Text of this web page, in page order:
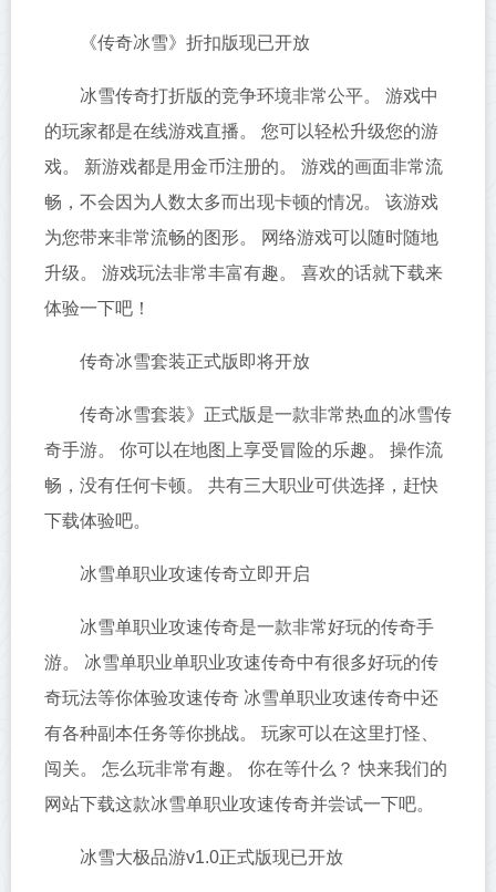
《传奇冰雪》折扣版现已开放
冰雪传奇打折版的竞争环境非常公平。 游戏中
的玩家都是在线游戏直播。 您可以轻松升级您的游
戏。 新游戏都是用金币注册的。 游戏的画面非常流
畅，不会因为人数太多而出现卡顿的情况。 该游戏
为您带来非常流畅的图形。 网络游戏可以随时随地
升级。 游戏玩法非常丰富有趣。 喜欢的话就下载来
体验一下吧！
传奇冰雪套装正式版即将开放
传奇冰雪套装》正式版是一款非常热血的冰雪传
奇手游。 你可以在地图上享受冒险的乐趣。 操作流
畅，没有任何卡顿。 共有三大职业可供选择，赶快
下载体验吧。
冰雪单职业攻速传奇立即开启
冰雪单职业攻速传奇是一款非常好玩的传奇手
游。 冰雪单职业单职业攻速传奇中有很多好玩的传
奇玩法等你体验攻速传奇 冰雪单职业攻速传奇中还
有各种副本任务等你挑战。 玩家可以在这里打怪、
闯关。 怎么玩非常有趣。 你在等什么？ 快来我们的
网站下载这款冰雪单职业攻速传奇并尝试一下吧。
冰雪大极品游v1.0正式版现已开放